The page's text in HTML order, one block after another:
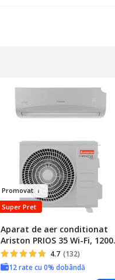
Promovat
Super Pret
Aparat de aer conditionat
Ariston PRIOS 35 Wi-Fi,
BTU, Clasa A++, Functie
incalzire, 2D Inverter, Follow
me, R32, Alb
4.7 (132)
12 rate cu 0% dobândă